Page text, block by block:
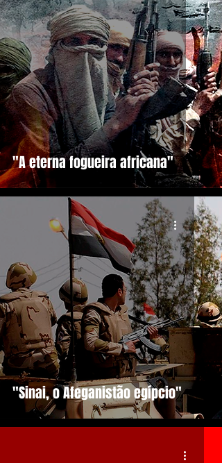
"A eterna fogueira africana"
"Sinai, o Afeganistão egípcio"